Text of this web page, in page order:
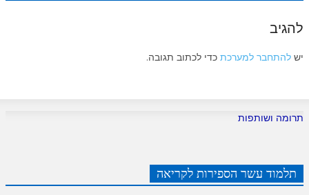
להגיב
יש להתחבר למערכת כדי לכתוב תגובה.
תרומה ושותפות
תלמוד עשר הספירות לקריאה